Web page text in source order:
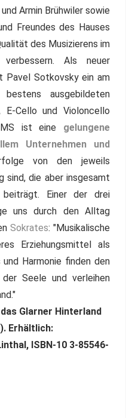
Armin Brühwiler sowie
Freundes des Hauses
des Musizierens im
Als neuer
Pavel Sotkovsky ein am
ausgebildeten
E-Cello und Violoncello
ist eine gelungene
Unternehmen und
von den jeweils
sind, die aber insgesamt
Einer der drei
uns durch den Alltag
Sokrates: "Musikalische
Erziehungsmittel als
Harmonie finden den
Seele und verleihen
Glarner Hinterland
Erhältlich:
ISBN-10 3-85546-